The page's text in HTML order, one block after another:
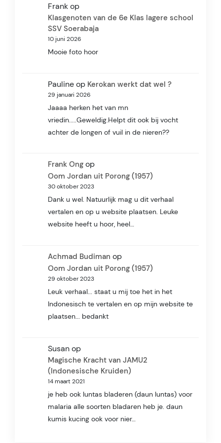
Frankop
Klasgenoten van de 6e Klas lagere school
SSV Soerabaja
10 juni 2026
Mooie foto hoor
Paulineop Kerokan werkt dat wel ?
29 januari 2026
Jaaaa herken het van mn
vriedin.....Geweldig.Helpt dit ook bij vocht
achter de longen of vuil in de nieren??
Frank Ong op
Oom Jordan uit Porong (1957)
30 oktober 2023
Dank u wel. Natuurlijk mag u dit verhaal
vertalen en op u website plaatsen. Leuke
website heeft u hoor, heel…
Achmad Budiman op
Oom Jordan uit Porong (1957)
29 oktober 2023
Leuk verhaal... staat u mij toe het in het
Indonesisch te vertalen en op mijn website te
plaatsen... bedankt
Susanop
Magische Kracht van JAMU2
(Indonesische Kruiden)
14 maart 2021
je heb ook luntas bladeren (daun luntas) voor
malaria alle soorten bladaren heb je. daun
kumis kucing ook voor nier…